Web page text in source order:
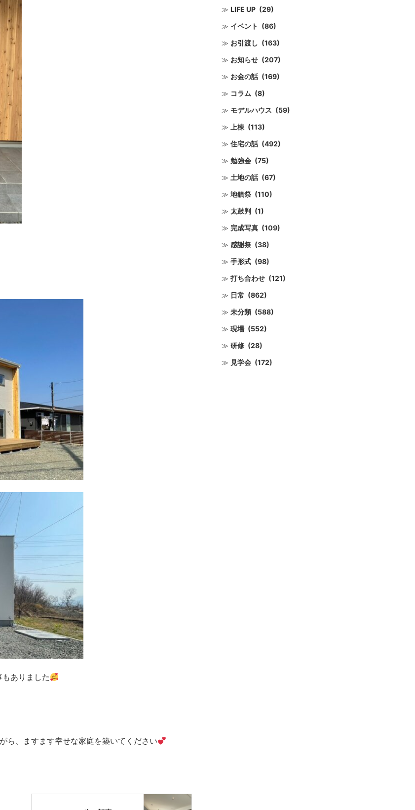
ありました
ら、ますます幸せな家庭を築いてください
LIFE UP (29)
イベント (86)
お引渡し (163)
お知らせ (207)
お金の話 (169)
コラム (8)
モデルハウス (59)
上棟 (113)
住宅の話 (492)
勉強会 (75)
土地の話 (67)
地鎮祭 (110)
太鼓判 (1)
完成写真 (109)
感謝祭 (38)
手形式 (98)
打ち合わせ (121)
日常 (862)
未分類 (588)
現場 (552)
研修 (28)
見学会 (172)